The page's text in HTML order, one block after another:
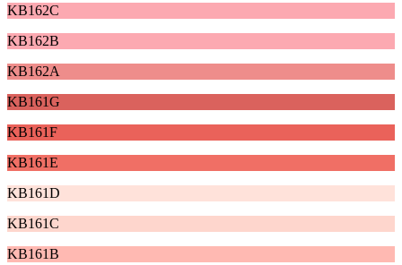
KB162C
KB162B
KB162A
KB161G
KB161F
KB161E
KB161D
KB161C
KB161B